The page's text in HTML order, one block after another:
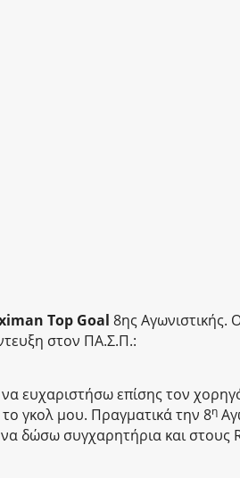
Top Goal 8ης Αγωνιστικής.
στον ΠΑ.Σ.Π.:
ευχαριστήσω επίσης τον
γκολ μου. Πραγματικά την 8η
δώσω συγχαρητήρια και στους